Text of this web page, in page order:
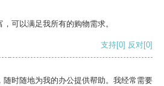
可以满足我所有的购物需求。
支持[0] 反对[0]
随时随地为我的办公提供帮助。我经常需要